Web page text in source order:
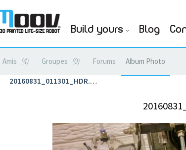
Build yours Blog
Amis 4 Groupes 0 Forums Album Photo
20160831_011301_HDR.…